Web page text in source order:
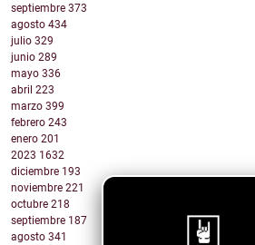
septiembre 373
agosto 434
julio 329
junio 289
mayo 336
abril 223
marzo 399
febrero 243
enero 201
2023 1632
diciembre 193
noviembre 221
octubre 218
septiembre 187
agosto 341